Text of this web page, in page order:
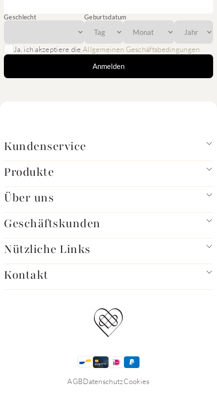
Geschlecht Geburtsdatum
Ja, ich akzeptiere die Allgemeinen Geschäftsbedingungen
Anmelden
Kundenservice
Produkte
Über uns
Geschäftskunden
Nützliche Links
Kontakt
AGBDatenschutzCookies